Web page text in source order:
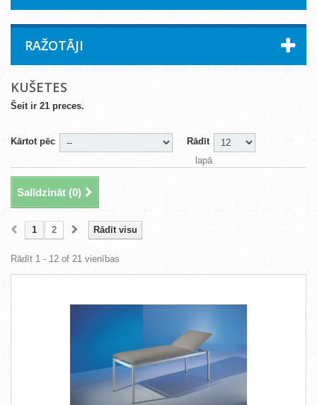
RAŽOTĀJI
KUŠETES
Šeit ir 21 preces.
Kārtot pēc
Rādīt
lapā
Salīdzināt (0)
Rādīt visu
1 2
Rādīt 1 - 12 of 21 vienības